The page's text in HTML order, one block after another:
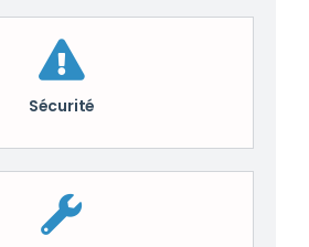
Sécurité